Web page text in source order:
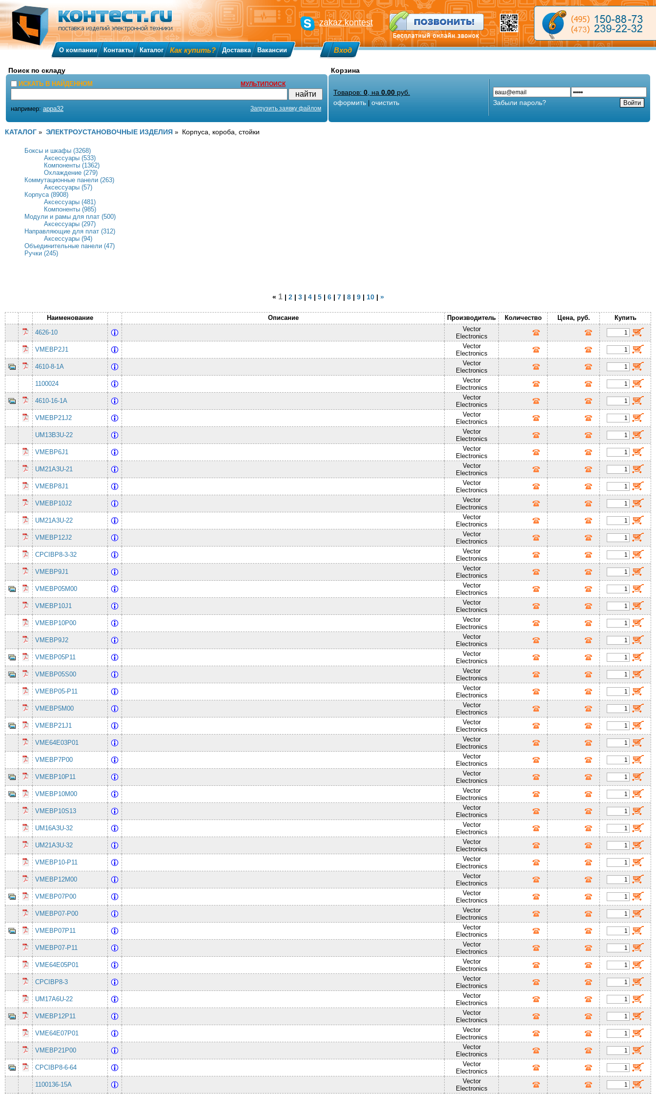
zakaz.kontest
О компании Контакты Каталог Как купить? Доставка Вакансии Вход
Поиск по складу
ИСКАТЬ В НАЙДЕННОМ МУЛЬТИПОИСК
например: appa32 Загрузить заявку файлом
Корзина
Товаров: 0 , на 0.00 руб.
оформить
очистить Забыли пароль?
КАТАЛОГ » ЭЛЕКТРОУСТАНОВОЧНЫЕ ИЗДЕЛИЯ » Корпуса, короба, стойки
Боксы и шкафы (3268)
Аксессуары (533)
Компоненты (1362)
Охлаждение (279)
Коммутационные панели (263)
Аксессуары (57)
Корпуса (8908)
Аксессуары (481)
Компоненты (985)
Модули и рамы для плат (500)
Аксессуары (297)
Направляющие для плат (312)
Аксессуары (94)
Объединительные панели (47)
Ручки (245)
« 1| 2| 3| 4| 5| 6| 7| 8| 9| 10| »
Наименование Описание Производитель Количество Цена, руб.
Купить
4626-10
Vector
Electronics
VMEBP2J1
Vector
Electronics
4610-8-1A
Vector
Electronics
1100024
Vector
Electronics
4610-16-1A
Vector
Electronics
VMEBP21J2
Vector
Electronics
UM13B3U-22
Vector
Electronics
VMEBP6J1
Vector
Electronics
UM21A3U-21
Vector
Electronics
VMEBP8J1
Vector
Electronics
VMEBP10J2
Vector
Electronics
UM21A3U-22
Vector
Electronics
VMEBP12J2
Vector
Electronics
CPCIBP8-3-32
Vector
Electronics
VMEBP9J1
Vector
Electronics
VMEBP05M00
Vector
Electronics
VMEBP10J1
Vector
Electronics
VMEBP10P00
Vector
Electronics
VMEBP9J2
Vector
Electronics
VMEBP05P11
Vector
Electronics
VMEBP05S00
Vector
Electronics
VMEBP05-P11
Vector
Electronics
VMEBP5M00
Vector
Electronics
VMEBP21J1
Vector
Electronics
VME64E03P01
Vector
Electronics
VMEBP7P00
Vector
Electronics
VMEBP10P11
Vector
Electronics
VMEBP10M00
Vector
Electronics
VMEBP10S13
Vector
Electronics
UM16A3U-32
Vector
Electronics
UM21A3U-32
Vector
Electronics
VMEBP10-P11
Vector
Electronics
VMEBP12M00
Vector
Electronics
VMEBP07P00
Vector
Electronics
VMEBP07-P00
Vector
Electronics
VMEBP07P11
Vector
Electronics
VMEBP07-P11
Vector
Electronics
VME64E05P01
Vector
Electronics
CPCIBP8-3
Vector
Electronics
UM17A6U-22
Vector
Electronics
VMEBP12P11
Vector
Electronics
VME64E07P01
Vector
Electronics
VMEBP21P00
Vector
Electronics
CPCIBP8-6-64
Vector
Electronics
1100136-15A
Vector
Electronics